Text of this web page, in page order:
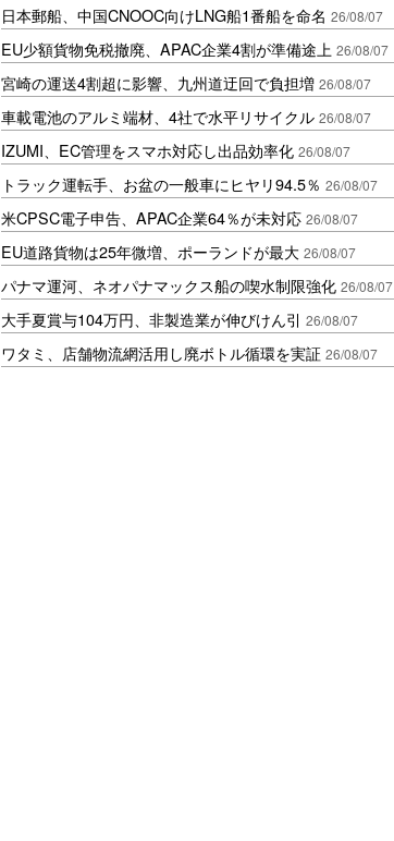
日本郵船、中国CNOOC向けLNG船1番船を命名 26/08/07
EU少額貨物免税撤廃、APAC企業4割が準備途上 26/08/07
宮崎の運送4割超に影響、九州道迂回で負担増 26/08/07
車載電池のアルミ端材、4社で水平リサイクル 26/08/07
IZUMI、EC管理をスマホ対応し出品効率化 26/08/07
トラック運転手、お盆の一般車にヒヤリ94.5％ 26/08/07
米CPSC電子申告、APAC企業64％が未対応 26/08/07
EU道路貨物は25年微増、ポーランドが最大 26/08/07
パナマ運河、ネオパナマックス船の喫水制限強化 26/08/07
大手夏賞与104万円、非製造業が伸びけん引 26/08/07
ワタミ、店舗物流網活用し廃ボトル循環を実証 26/08/07